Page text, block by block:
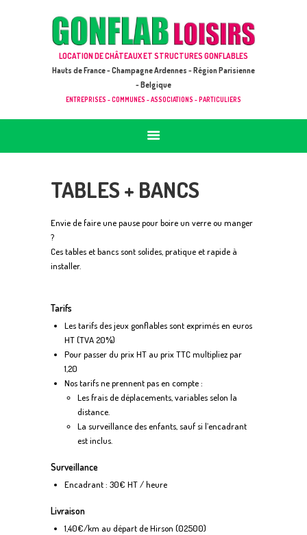
LOCATION DE CHÂTEAUX ET STRUCTURES GONFLABLES
Hauts de France - Champagne Ardennes - Région Parisienne
- Belgique
ENTREPRISES - COMMUNES - ASSOCIATIONS - PARTICULIERS
GONFLAB LOISIRS
ACCUEIL
JEUX À LOUER & PRESTATIONS
CATALOGUE / TARIF
DEMANDE DE DEVIS (SOUS 24H)
TABLES + BANCS
Envie de faire une pause pour boire un verre ou manger
?
Ces tables et bancs sont solides, pratique et rapide à
installer.
Tarifs
Les tarifs des jeux gonflables sont exprimés en euros
HT (TVA 20%)
Pour passer du prix HT au prix TTC multipliez par
1,20
Nos tarifs ne prennent pas en compte :
Les frais de déplacements, variables selon la
distance.
La surveillance des enfants, sauf si l’encadrant
est inclus.
Surveillance
Encadrant : 30€ HT / heure
Livraison
1,40€/km au départ de Hirson (02500)